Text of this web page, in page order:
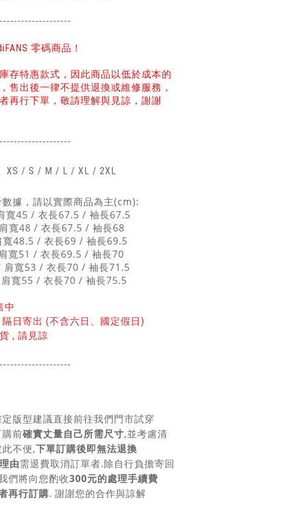
零碼商品！
存特惠款式，因此商品以低於成本的
售出後一律不提供退換或維修服務，
再行下單，敬請理解與見諒，謝謝
XS / S / M / L / XL / 2XL
據，請以實際商品為主(cm):
寬45 / 衣長67.5 / 袖長67.5
寬48 / 衣長67.5 / 袖長68
48.5 / 衣長69 / 袖長69.5
寬51 / 衣長69.5 / 袖長70
肩寬53 / 衣長70 / 袖長71.5
寬55 / 衣長70 / 袖長75.5
中
日寄出 (不含六日、國定假日)
, 請見諒
版型建議直接前往我們門市試穿
前確實丈量自己所需尺寸,並考慮清
不便,下單訂購後即無法退換
由需退費取消訂單者.除自行負擔寄回
們將向您酌收300元的處理手續費
再行訂購. 謝謝您的合作與諒解